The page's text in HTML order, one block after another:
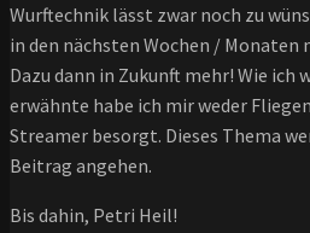
Wurftechnik lässt zwar noch zu
in den nächsten Wochen / Monaten
Dazu dann in Zukunft mehr! Wie ich
erwähnte habe ich mir weder
Streamer besorgt. Dieses Thema
Beitrag angehen.
Bis dahin, Petri Heil!